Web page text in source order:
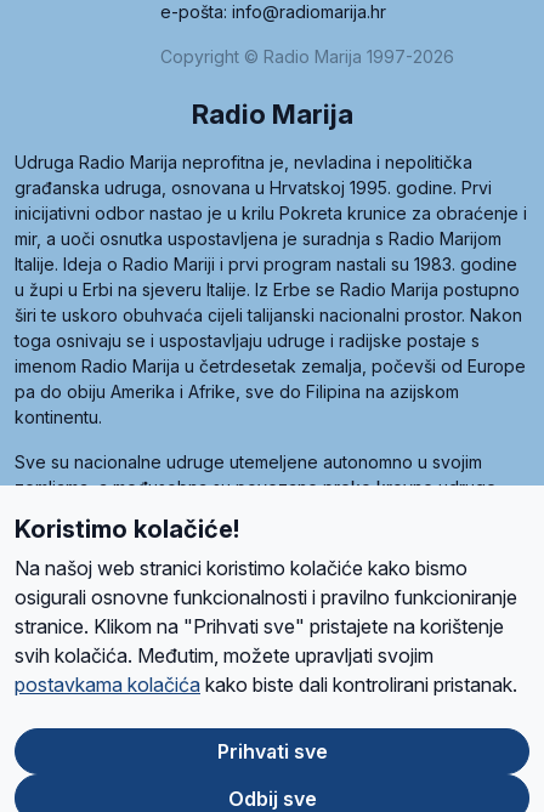
e-pošta: info@radiomarija.hr
Copyright © Radio Marija 1997-2026
Radio Marija
Udruga Radio Marija neprofitna je, nevladina i nepolitička
građanska udruga, osnovana u Hrvatskoj 1995. godine. Prvi
inicijativni odbor nastao je u krilu Pokreta krunice za obraćenje i
mir, a uoči osnutka uspostavljena je suradnja s Radio Marijom
Italije. Ideja o Radio Mariji i prvi program nastali su 1983. godine
u župi u Erbi na sjeveru Italije. Iz Erbe se Radio Marija postupno
širi te uskoro obuhvaća cijeli talijanski nacionalni prostor. Nakon
toga osnivaju se i uspostavljaju udruge i radijske postaje s
imenom Radio Marija u četrdesetak zemalja, počevši od Europe
pa do obiju Amerika i Afrike, sve do Filipina na azijskom
kontinentu.
Sve su nacionalne udruge utemeljene autonomno u svojim
zemljama, a međusobna su povezane preko krovne udruge
pod nazivom Svjetska obitelj Radio Marije (World Family of
Radio Maria). Svjetsku obitelj utemeljilo je sedam članica, među
kojima je i hrvatska Udruga Radio Marija.
O namaRadio ProgramVolonteriPrijateljiKontaktPravila privatnosti
Ova stranica je zaštićena Google reCAPTCHA sustavom
Google
Koristimo kolačiće!
Na našoj web stranici koristimo kolačiće kako bismo
osigurali osnovne funkcionalnosti i pravilno funkcioniranje
stranice. Klikom na "Prihvati sve" pristajete na korištenje
svih kolačića. Međutim, možete upravljati svojim
postavkama kolačića kako biste dali kontrolirani pristanak.
Prihvati sve
Odbij sve